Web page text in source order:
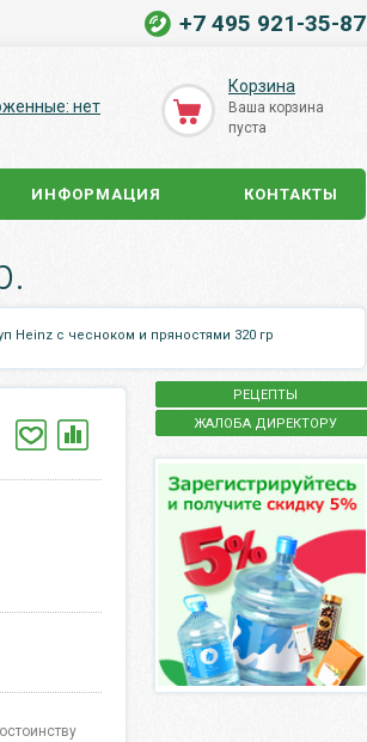
+7 495 921-35-87
нет
Корзина
Ваша корзина
пуста
ИНФОРМАЦИЯ КОНТАКТЫ
Heinz с чесноком и пряностями 320 гр
РЕЦЕПТЫ
ЖАЛОБА ДИРЕКТОРУ